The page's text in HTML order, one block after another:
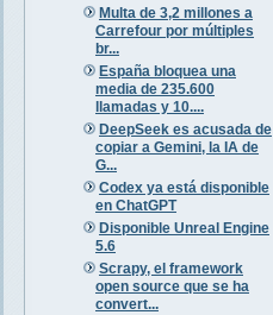
Multa de 3,2 millones a
Carrefour por múltiples
br...
España bloquea una
media de 235.600
llamadas y 10....
DeepSeek es acusada de
copiar a Gemini, la IA de
G...
Codex ya está disponible
en ChatGPT
Disponible Unreal Engine
5.6
Scrapy, el framework
open source que se ha
convert...